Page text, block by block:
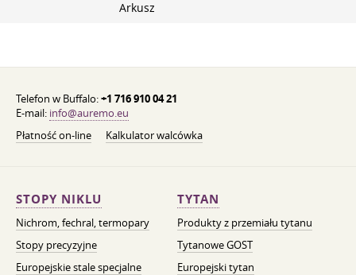
Arkusz
Telefon w Buffalo:+1 716 910 04 21
E-mail: info@auremo.eu
Płatność on-line
Kalkulator walcówka
STOPY NIKLU
Nichrom, fechral, termopary
Stopy precyzyjne
Europejskie stale specjalne
TYTAN
Produkty z przemiału tytanu
Tytanowe GOST
Europejski tytan